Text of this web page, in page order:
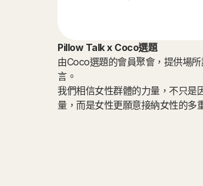
Pillow Talk x Coco選題
由Coco選題的會員聚會，提供場
言。
我們相信女性群體的力量，不只是
量，而是女性更願意接納女性的多